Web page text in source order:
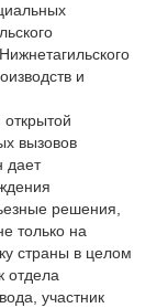
и
вызовов
дает
решения,
только на
страны в целом
отдела
участник